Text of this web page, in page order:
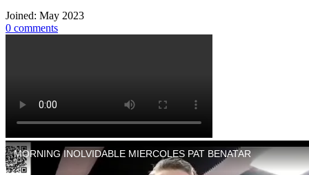
Joined: May 2023
0 comments